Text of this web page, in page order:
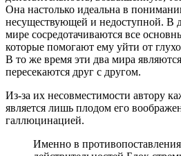
Она настолько идеальна в
несуществующей и недоступной. В
мире сосредотачиваются все
которые помогают ему уйти от
В то же время эти два мира
пересекаются друг с другом.
Из-за их несовместимости автору
является лишь плодом его
галлюцинацией.
Именно в